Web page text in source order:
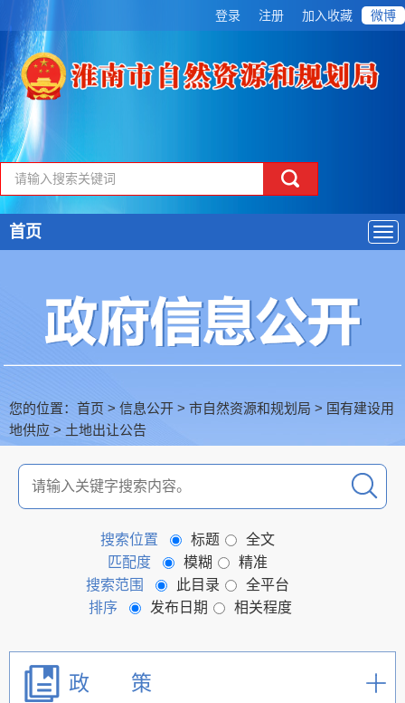
登录 注册 加入收藏 微博
导
航
首页
您的位置： 首页 > 信息公开 > 市自然资源和规划局 > 国有建设用
地供应 > 土地出让公告
搜索位置 标题
全文
匹配度
模糊
精准
搜索范围
此目录
全平台
排序
发布日期 相关程度
政 策